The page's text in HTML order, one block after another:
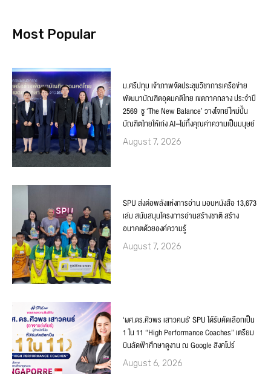
Most Popular
ม.ศรีปทุม เจ้าภาพจัดประชุมวิชาการเครือข่าย
พัฒนาบัณฑิตอุดมคติไทย เขตภาคกลาง ประจำปี
2569 ชู ‘The New Balance’ วางโจทย์ใหม่ปั้น
บัณฑิตไทยให้เก่ง AI–ไม่ทิ้งคุณค่าความเป็นมนุษย์
August 7, 2026
SPU ส่งต่อพลังแห่งการอ่าน มอบหนังสือ 13,673
เล่ม สนับสนุนโครงการอ่านสร้างชาติ สร้าง
อนาคตด้วยองค์ความรู้
August 7, 2026
‘ผศ.ดร.ศิวพร เสาวคนธ์’ SPU ได้รับคัดเลือกเป็น
1 ใน 11 “High Performance Coaches” เตรียม
บินลัดฟ้าศึกษาดูงาน ณ Google สิงคโปร์
August 6, 2026